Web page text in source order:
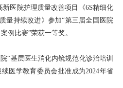
新医院护理质量改善项目《6S精细化
量持续改进》参加“第三届全国医院
例比赛”荣获一等奖。
“基层医生消化内镜规范化诊治培训
医学教育委员会批准成为2024年省